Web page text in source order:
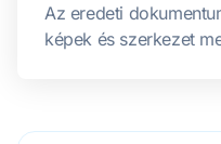
Az eredeti
képek és szerkezet